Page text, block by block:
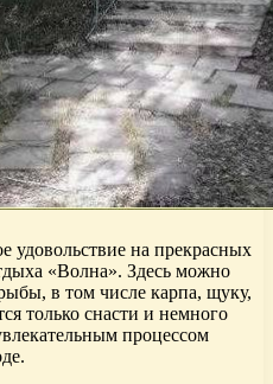
удовольствие на прекрасных
«Волна». Здесь можно
в том числе карпа, щуку,
только снасти и немного
процессом